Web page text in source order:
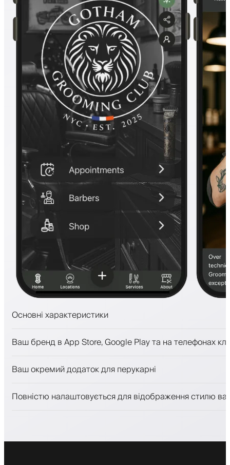
Основні характеристики
Платежі, застава
Залучайте клієнтів за допомогою програми
Ваш бренд в App Store, Google Play та на телефонах
Ваш окремий додаток для перукарні
Повністю налаштовується для відображення стилю